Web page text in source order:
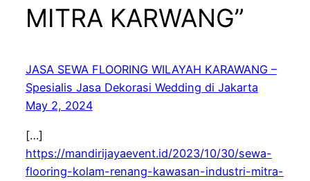
MITRA KARWANG”
JASA SEWA FLOORING WILAYAH KARAWANG –
Spesialis Jasa Dekorasi Wedding di Jakarta
May 2, 2024
[…]
https://mandirijayaevent.id/2023/10/30/sewa-
flooring-kolam-renang-kawasan-industri-mitra-